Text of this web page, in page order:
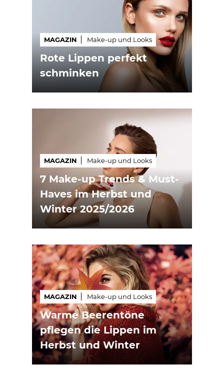
MAGAZIN Make-up und Looks
Rote Lippen perfekt
schminken
MAGAZIN Make-up und Looks
7 Make-up Trends & Must-
Haves im Herbst und
Winter 2025/2026
MAGAZIN Make-up und Looks
Warme Beerentöne
pflegen die Lippen im
Herbst und Winter